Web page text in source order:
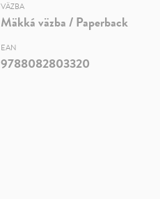
VÄZBA
Mäkká väzba / Paperback
EAN
9788082803320